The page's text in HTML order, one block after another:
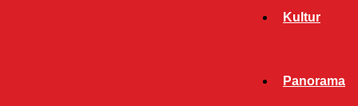
Kultur
Panorama
Wertstoffhof Daennerstraße am 1. September